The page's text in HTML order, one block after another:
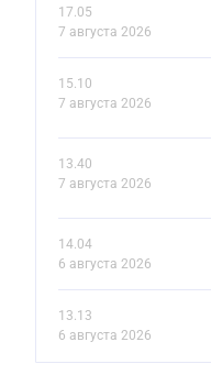
17.05
7 августа 2026
15.10
7 августа 2026
13.40
7 августа 2026
14.04
6 августа 2026
13.13
6 августа 2026